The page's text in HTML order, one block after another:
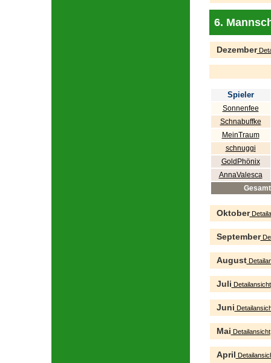
6.
Dezember
Spieler
Sonnenfee
Schnabuffke
MeinTraum
schnuggi
GoldPhönix
AnnaValesca
Gesamt
Oktober
September
August
Juli Detailansicht
Juni
Mai Detailansicht
April